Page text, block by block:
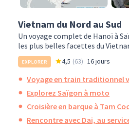
Vietnam du Nord au Sud
Un voyage complet de Hanoï à
les plus belles facettes du
EXPLORER 4,5 (63) 16 jours
Voyage en train traditionnel
Explorez Saïgon à moto
Croisière en barque à Tam Coc
Rencontre avec Dai, au